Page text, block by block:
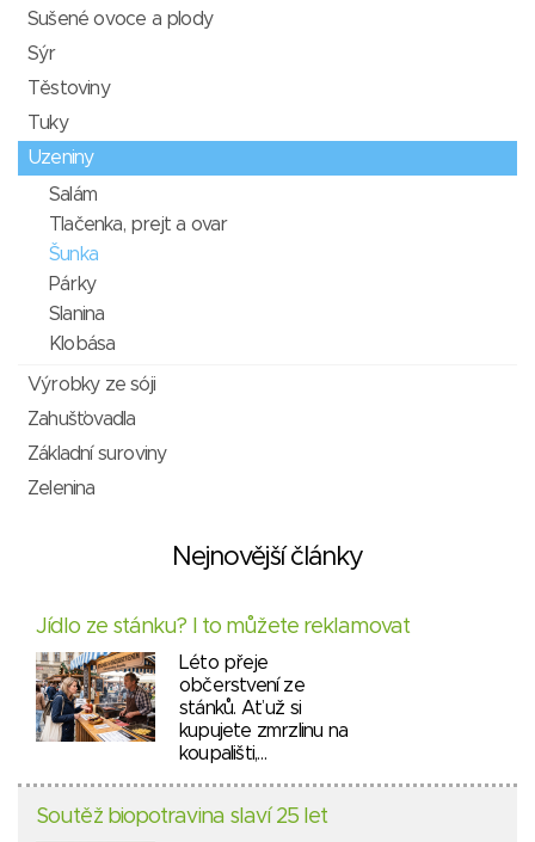
Sušené ovoce a plody
Sýr
Těstoviny
Tuky
Uzeniny
Salám
Tlačenka, prejt a ovar
Šunka
Párky
Slanina
Klobása
Výrobky ze sóji
Zahušťovadla
Základní suroviny
Zelenina
Nejnovější články
Jídlo ze stánku? I to můžete reklamovat
Léto přeje
občerstvení ze
stánků. Ať už si
kupujete zmrzlinu na
koupališti,…
Soutěž biopotravina slaví 25 let